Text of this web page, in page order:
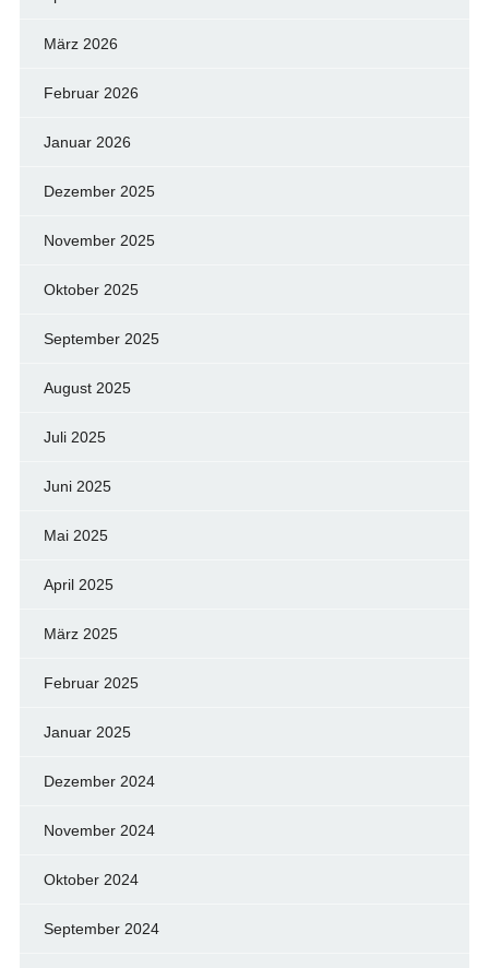
März 2026
Februar 2026
Januar 2026
Dezember 2025
November 2025
Oktober 2025
September 2025
August 2025
Juli 2025
Juni 2025
Mai 2025
April 2025
März 2025
Februar 2025
Januar 2025
Dezember 2024
November 2024
Oktober 2024
September 2024